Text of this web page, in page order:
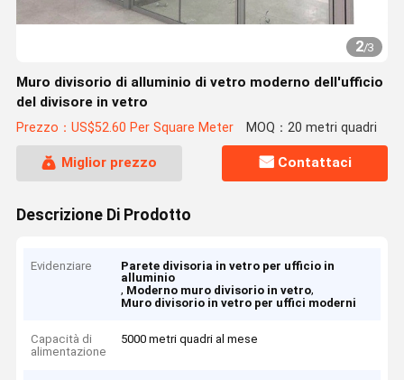
2/3
Muro divisorio di alluminio di vetro moderno dell'ufficio
del divisore in vetro
Prezzo：US$52.60 Per Square Meter MOQ：20 metri quadri
Miglior prezzo Contattaci
Descrizione Di Prodotto
Evidenziare
Parete divisoria in vetro per ufficio in
alluminio
, Moderno muro divisorio in vetro,
Muro divisorio in vetro per uffici moderni
Capacità di
alimentazione
5000 metri quadri al mese